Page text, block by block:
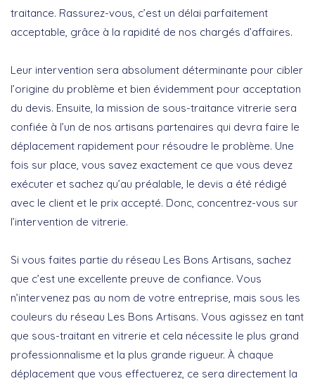
traitance. Rassurez-vous, c’est un délai parfaitement
acceptable, grâce à la rapidité de nos chargés d’affaires.
Leur intervention sera absolument déterminante pour cibler
l’origine du problème et bien évidemment pour acceptation
du devis. Ensuite, la mission de sous-traitance vitrerie sera
confiée à l’un de nos artisans partenaires qui devra faire le
déplacement rapidement pour résoudre le problème. Une
fois sur place, vous savez exactement ce que vous devez
exécuter et sachez qu’au préalable, le devis a été rédigé
avec le client et le prix accepté. Donc, concentrez-vous sur
l’intervention de vitrerie.
Si vous faites partie du réseau Les Bons Artisans, sachez
que c’est une excellente preuve de confiance. Vous
n’intervenez pas au nom de votre entreprise, mais sous les
couleurs du réseau Les Bons Artisans. Vous agissez en tant
que sous-traitant en vitrerie et cela nécessite le plus grand
professionnalisme et la plus grande rigueur. À chaque
déplacement que vous effectuerez, ce sera directement la